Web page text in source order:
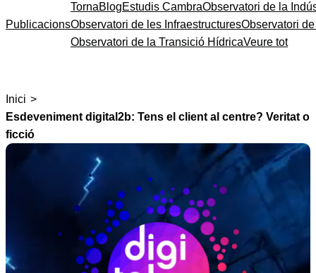
Publicacions
TornaBlogEstudis CambraObservatori de la
Observatori de les InfraestructuresObservatori
Observatori de la Transició HídricaVeure tot
Inici >
Esdeveniment digital2b: Tens el client al centre? Veritat o
ficció